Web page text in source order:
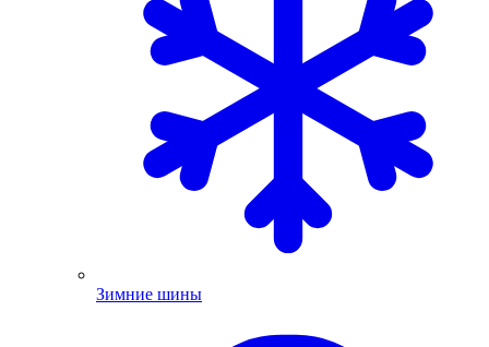
Зимние шины